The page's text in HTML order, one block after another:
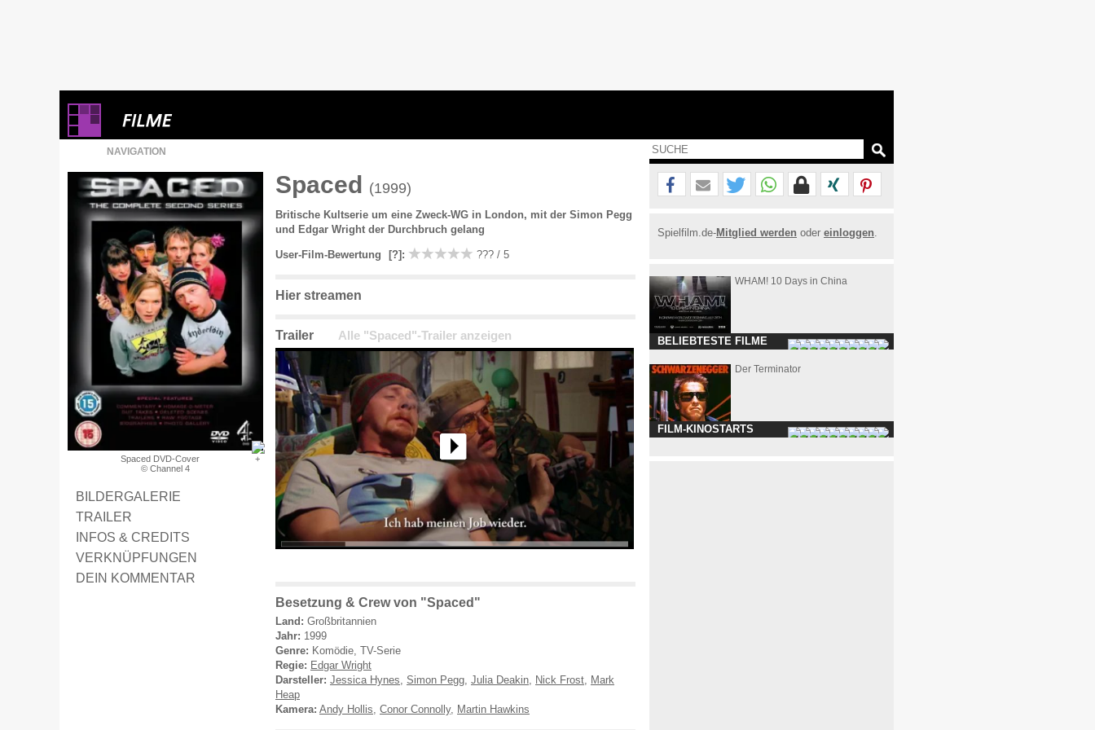
NAVIGATION
Spaced DVD-Cover
© Channel 4
BILDERGALERIE
TRAILER
INFOS & CREDITS
VERKNÜPFUNGEN
DEIN KOMMENTAR
Spaced (1999)
Britische Kultserie um eine Zweck-WG in London, mit der Simon Pegg
und Edgar Wright der Durchbruch gelang
User-Film-Bewertung [?] : ??? / 5
Hier streamen
Trailer Alle "Spaced"-Trailer anzeigen
Besetzung & Crew von "Spaced"
Land: Großbritannien
Jahr: 1999
Genre: Komödie, TV-Serie
Regie: Edgar Wright
Darsteller: Jessica Hynes, Simon Pegg, Julia Deakin, Nick Frost, Mark
Heap
Kamera: Andy Hollis, Conor Connolly, Martin Hawkins
Spielfilm.de-Mitglied werden oder einloggen.
WHAM! 10 Days in China
BELIEBTESTE FILME
Der Terminator
FILM-KINOSTARTS